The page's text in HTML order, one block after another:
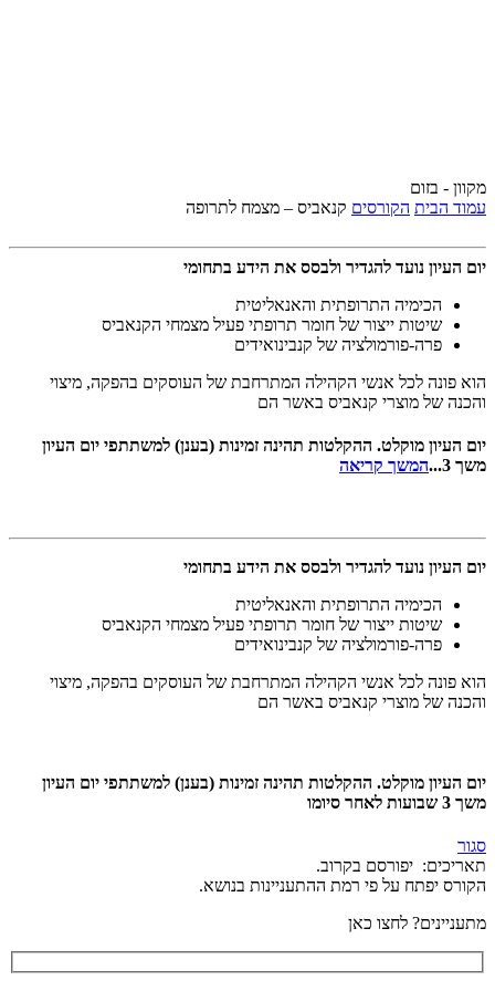
מקוון - בזום
עמוד הבית הקורסים קנאביס – מצמח לתרופה
יום העיון נועד להגדיר ולבסס את הידע בתחומי
הכימיה התרופתית והאנאליטית
שיטות ייצור של חומר תרופתי פעיל מצמחי הקנאביס
פרה-פורמולציה של קנבינואידים
הוא פונה לכל אנשי הקהילה המתרחבת של העוסקים בהפקה, מיצוי
והכנה של מוצרי קנאביס באשר הם
יום העיון מוקלט. ההקלטות תהינה זמינות (בענן) למשתתפי יום העיון
משך 3...
המשך קריאה
יום העיון נועד להגדיר ולבסס את הידע בתחומי
הכימיה התרופתית והאנאליטית
שיטות ייצור של חומר תרופתי פעיל מצמחי הקנאביס
פרה-פורמולציה של קנבינואידים
הוא פונה לכל אנשי הקהילה המתרחבת של העוסקים בהפקה, מיצוי
והכנה של מוצרי קנאביס באשר הם
יום העיון מוקלט. ההקלטות תהינה זמינות (בענן) למשתתפי יום העיון
משך 3 שבועות לאחר סיומו
סגור
תאריכים: יפורסם בקרוב.
הקורס יפתח על פי רמת ההתעניינות בנושא.
מתעניינים? לחצו כאן